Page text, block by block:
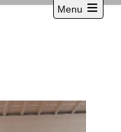
Menu
Open